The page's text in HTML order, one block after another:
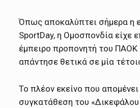
Όπως αποκαλύπτει σήμερα η
SportDay, η Ομοσπονδία είχε
έμπειρο προπονητή του ΠΑΟΚ
απάντησε θετικά σε μία
Το πλέον εκείνο που απομένει
συγκατάθεση του